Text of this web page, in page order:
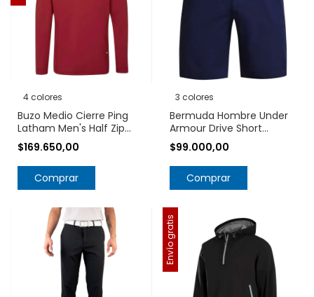
4 colores
Buzo Medio Cierre Ping
Latham Men's Half Zip
Midlayer P03687
$169.650,00
Comprar
3 colores
Bermuda Hombre Under
Armour Drive Short
1364409
$99.000,00
Comprar
Envío gratis